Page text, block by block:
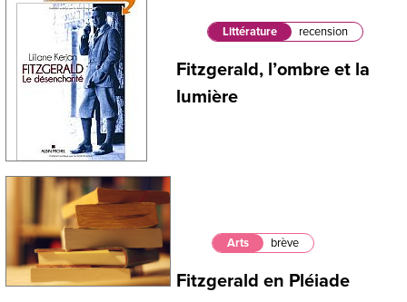
Littérature recension
Fitzgerald, l’ombre et la
lumière
Arts brève
Fitzgerald en Pléiade